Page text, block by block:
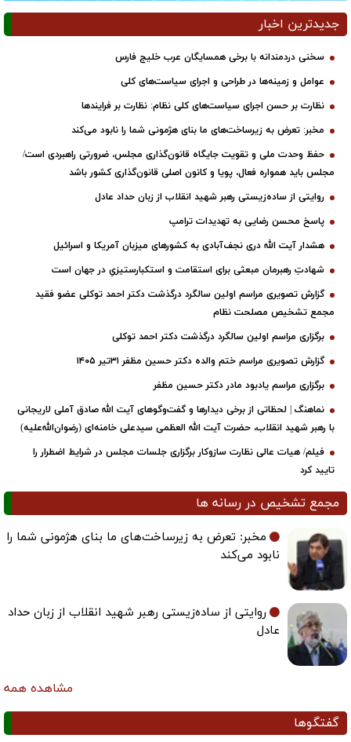
جدیدترین اخبار
سخنی دردمندانه با برخی همسایگان عرب خلیج فارس
عوامل و زمینه‌ها در طراحی و اجرای سیاست‌های کلی
نظارت بر حسن اجرای سیاست‌های کلی نظام: نظارت بر فرایندها
مخبر: تعرض به زیرساخت‌های ما بنای هژمونی شما را نابود می‌کند
حفظ وحدت ملی و تقویت جایگاه قانون‌گذاری مجلس، ضرورتی راهبردی است/
مجلس باید همواره فعال، پویا و کانون اصلی قانون‌گذاری کشور باشد
روایتی از ساده‌زیستی رهبر شهید انقلاب از زبان حداد عادل
پاسخ محسن رضایی به تهدیدات ترامپ
هشدار آیت الله دری نجف‌آبادی به کشورهای میزبان آمریکا و اسرائیل
شهادتِ رهبرمان مبعثی برای استقامت و استکبارستیزیِ در جهان است
گزارش تصویری مراسم اولین سالگرد درگذشت دکتر احمد توکلی عضو فقید
مجمع تشخیص مصلحت نظام
برگزاری مراسم اولین سالگرد درگذشت دکتر احمد توکلی
گزارش تصویری مراسم ختم والده دکتر حسین مظفر ۳۱تیر ۱۴۰۵
برگزاری مراسم یادبود مادر دکتر حسین مظفر
نماهنگ | لحظاتی از برخی دیدارها و گفت‌وگوهای آیت ‌الله صادق آملی لاریجانی
با رهبر شهید انقلاب، حضرت آیت‌ الله العظمی سیدعلی خامنه‌ای (رضوان‌الله‌علیه)
فیلم/ هیات عالی نظارت سازوکار برگزاری جلسات مجلس در شرایط اضطرار را
تایید کرد
مجمع تشخیص در رسانه ها
مخبر: تعرض به زیرساخت‌های ما بنای هژمونی شما را
نابود می‌کند
روایتی از ساده‌زیستی رهبر شهید انقلاب از زبان حداد
عادل
مشاهده همه
گفتگوها